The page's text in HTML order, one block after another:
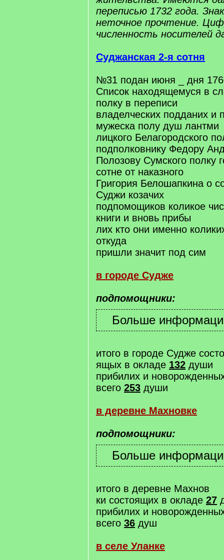
переписью 1732 года.
неточное прочтение.
численность носителей
Суджанская 2-я сотня
№31 подан июня _ дня
Список находящемуся в
полку в переписи
владелческих подданих и
мужеска полу душ лантми
лицкого Белагородского
подполковнику Федору
Полозову Сумского полку
сотне от наказного
Григория Белошапкина о
Суджи козачих
подпомощиков коликое
книги и вновь прибы
лих кто они именно
откуда
пришли значит под сим
в городе Судже
подпомощники:
итого в городе Судже состо
ящых в окладе 132 души
прибилих и
всего 253 души
в деревне Махновке
подпомощники:
итого в деревне Махнов
ки состоящих в окладе 27
прибилих и
всего 36 душ
в селе Уланке